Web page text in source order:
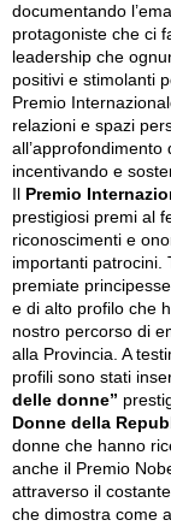
documentando
protagoniste che ci
leadership che
positivi e stimolanti
Premio
relazioni e spazi
all’approfondimento
incentivando e
Il Premio
prestigiosi premi al
riconoscimenti e
importanti patrocini.
premiate
e di alto profilo che
nostro percorso di
alla Provincia. A
profili sono stati
delle donne”
Donne della
donne che hanno
anche il Premio
attraverso il
che dimostra come